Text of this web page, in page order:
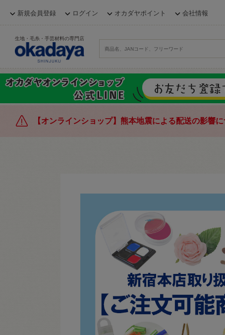
新規会員登録 ログイン オカダヤポイント 会社情報
生地・毛糸・手芸材料の専門店
【オンラインショップ】熊本地震による配送の影響